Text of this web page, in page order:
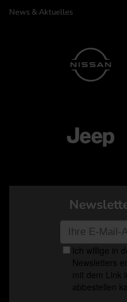
News & Aktuelles